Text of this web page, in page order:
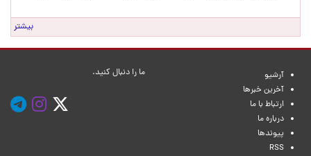
بیشتر
آرشیو
آخرین خبرها
ارتباط با ما
درباره ما
پیوندها
RSS
ما را دنبال کنید.